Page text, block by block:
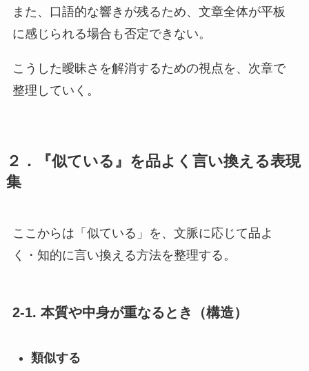
また、口語的な響きが残るため、文章全体が平板
に感じられる場合も否定できない。
こうした曖昧さを解消するための視点を、次章で
整理していく。
２．『似ている』を品よく言い換える表現
集
ここからは「似ている」を、文脈に応じて品よ
く・知的に言い換える方法を整理する。
2-1. 本質や中身が重なるとき（構造）
類似する